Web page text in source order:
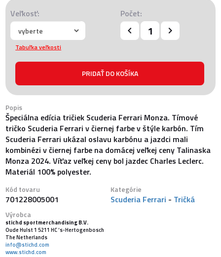
Veľkosť: Počet:
Tabuľka veľkosti
Popis
Špeciálna edícia tričiek Scuderia Ferrari Monza. Tímové
tričko Scuderia Ferrari v čiernej farbe v štýle karbón. Tím
Scuderia Ferrari ukázal oslavu karbónu a jazdci mali
kombinézi v čiernej farbe na domácej veľkej ceny Talinaska
Monza 2024. Víťaz veľkej ceny bol jazdec Charles Leclerc.
Materiál 100% polyester.
Kód tovaru
701228005001
Kategórie
Scuderia Ferrari - Tričká
Výrobca
stichd sportmerchandising B.V.
Oude Hulst 1 5211 HC ‘s-Hertogenbosch
The Netherlands
info@stichd.com
www.stichd.com